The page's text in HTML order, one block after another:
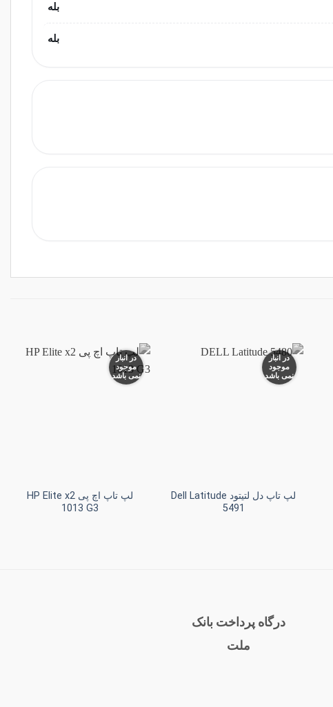
بله
بله
در انبار
موجود
نمی باشد
لپ تاپ دل لتیتود Dell Latitude
5491
در انبار
موجود
نمی باشد
لپ تاپ اچ پی HP Elite x2
1013 G3
درگاه پرداخت بانک
ملت